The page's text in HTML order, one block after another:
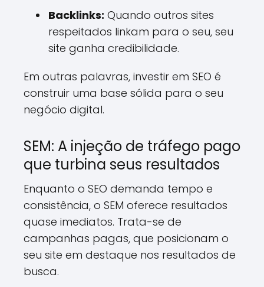
Backlinks: Quando outros sites
respeitados linkam para o seu, seu
site ganha credibilidade.
Em outras palavras, investir em SEO é
construir uma base sólida para o seu
negócio digital.
SEM: A injeção de tráfego pago
que turbina seus resultados
Enquanto o SEO demanda tempo e
consistência, o SEM oferece resultados
quase imediatos. Trata-se de
campanhas pagas, que posicionam o
seu site em destaque nos resultados de
busca.